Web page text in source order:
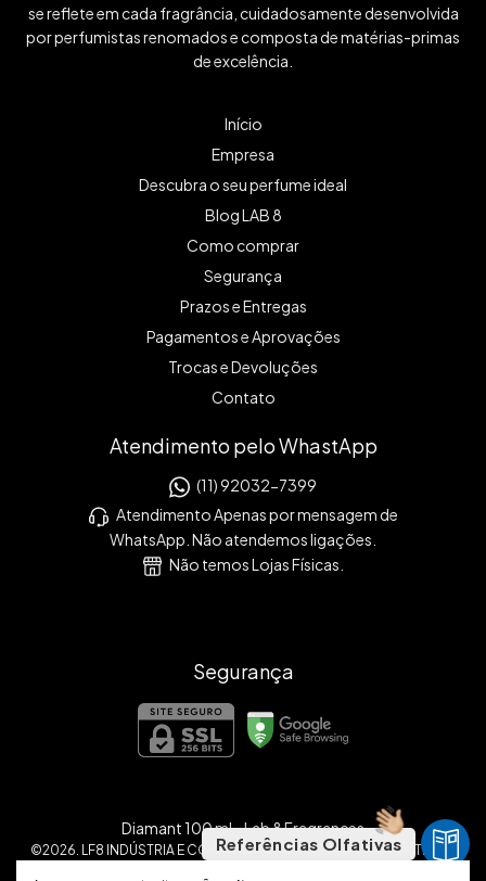
se reflete em cada fragrância, cuidadosamente desenvolvida
por perfumistas renomados e composta de matérias-primas
de excelência.
Início
Empresa
Descubra o seu perfume ideal
Blog LAB 8
Como comprar
Segurança
Prazos e Entregas
Pagamentos e Aprovações
Trocas e Devoluções
Contato
Atendimento pelo WhastApp
(11) 92032-7399
Atendimento Apenas por mensagem de
WhatsApp. Não atendemos ligações.
Não temos Lojas Físicas.
Segurança
Diamant 100 ml- Lab 8 Fragrances
©2026. LF8 INDÚSTRIA E COMÉRCIO DE PERFUMES E COSMÉTICOS
Referências Olfativas